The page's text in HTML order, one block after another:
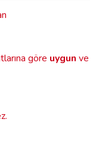
göre uygun ve